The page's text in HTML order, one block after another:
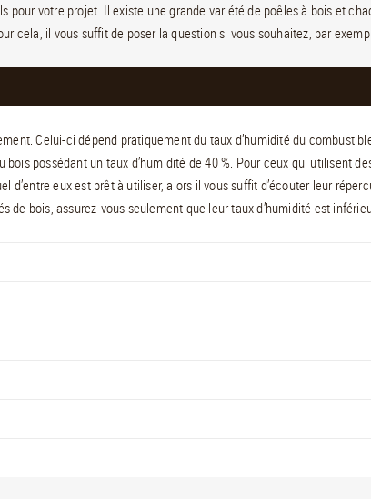
votre projet. Il existe une grande variété de poêles à bois et
cela, il vous suffit de poser la question si vous souhaitez, par
Celui-ci dépend pratiquement du taux d’humidité du
bois possédant un taux d’humidité de 40 %. Pour ceux qui utilisent
d’entre eux est prêt à utiliser, alors il vous suffit d’écouter leur
de bois, assurez-vous seulement que leur taux d’humidité est